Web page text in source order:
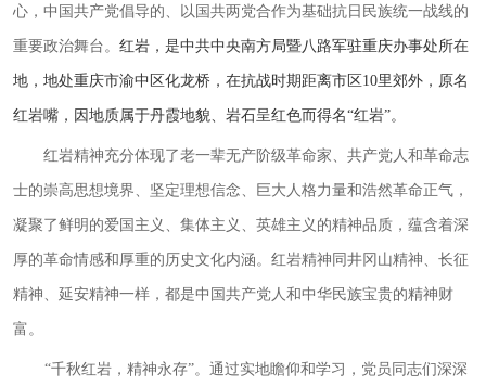
心，中国共产党倡导的、以国共两党合作为基础抗日民族统一战线的
重要政治舞台。 红岩，是中共中央南方局暨八路军驻重庆办事处所在
地，地处重庆市渝中区化龙桥，在抗战时期距离市区10里郊外，原名
红岩嘴，因地质属于丹霞地貌、岩石呈红色而得名“红岩”。
红岩精神充分体现了老一辈无产阶级革命家、共产党人和革命志
士的崇高思想境界、坚定理想信念、巨大人格力量和浩然革命正气，
凝聚了鲜明的爱国主义、集体主义、英雄主义的精神品质，蕴含着深
厚的革命情感和厚重的历史文化内涵。红岩精神同井冈山精神、长征
精神、延安精神一样，都是中国共产党人和中华民族宝贵的精神财
富。
“千秋红岩，精神永存”。通过实地瞻仰和学习，党员同志们深深